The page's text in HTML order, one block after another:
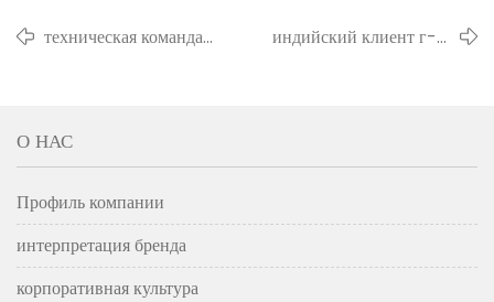
техническая команда
индийский клиент г-н.
О НАС
Профиль компании
интерпретация бренда
корпоративная культура